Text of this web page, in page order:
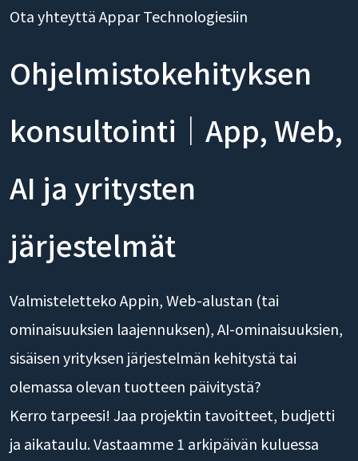
Ota yhteyttä Appar Technologiesiin
Ohjelmistokehityksen
konsultointi｜App, Web,
AI ja yritysten
järjestelmät
Valmisteletteko Appin, Web-alustan (tai
ominaisuuksien laajennuksen), AI-ominaisuuksien,
sisäisen yrityksen järjestelmän kehitystä tai
olemassa olevan tuotteen päivitystä?
Kerro tarpeesi! Jaa projektin tavoitteet, budjetti
ja aikataulu. Vastaamme 1 arkipäivän kuluessa